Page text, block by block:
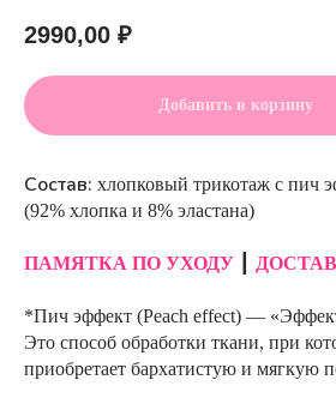
2990,00 ₽
Добавить в корзину
Состав: хлопковый трикотаж с пич
(92% хлопка и 8% эластана)
ПАМЯТКА ПО УХОДУ
*Пич эффект (Peach effect) —
Это способ обработки ткани, при
приобретает бархатистую и мягкую